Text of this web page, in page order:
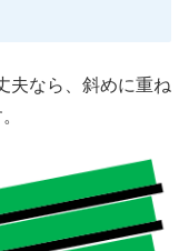
夫なら、斜めに重ね